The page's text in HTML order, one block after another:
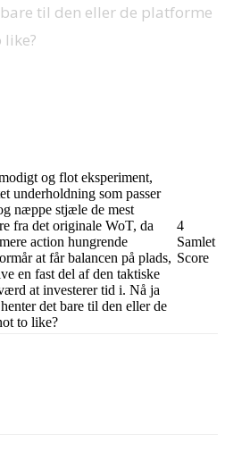
til den eller de platforme
like?
og flot eksperiment,
underholdning som passer
næppe stjæle de mest
fra det originale WoT, da
action hungrende
at får balancen på plads,
en fast del af den taktiske
at investerer tid i. Nå ja
det bare til den eller de
to like?
4
Samlet
Score